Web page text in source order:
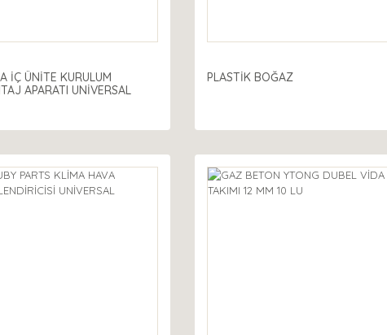
İÇ ÜNİTE KURULUM
APARATI UNİVERSAL
PLASTİK BOĞAZ